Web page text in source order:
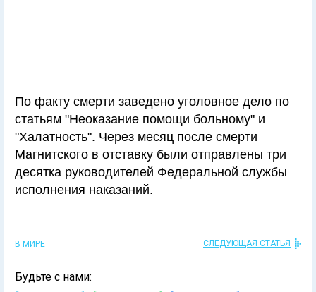
По факту смерти заведено уголовное дело по
статьям "Неоказание помощи больному" и
"Халатность". Через месяц после смерти
Магнитского в отставку были отправлены три
десятка руководителей Федеральной службы
исполнения наказаний.
В МИРЕ СЛЕДУЮЩАЯ СТАТЬЯ
Будьте с нами: